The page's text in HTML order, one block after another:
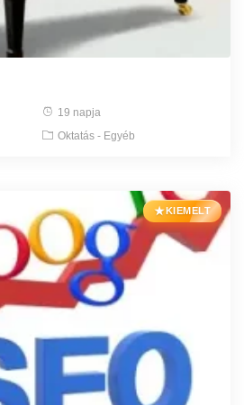
19 napja
Oktatás - Egyéb
★KIEMELT